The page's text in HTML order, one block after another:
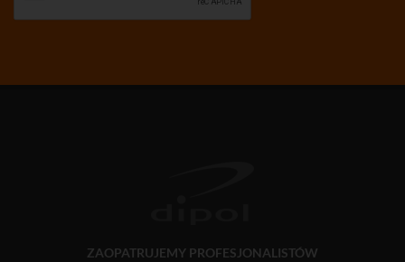
ZAOPATRUJEMY PROFESJONALISTÓW